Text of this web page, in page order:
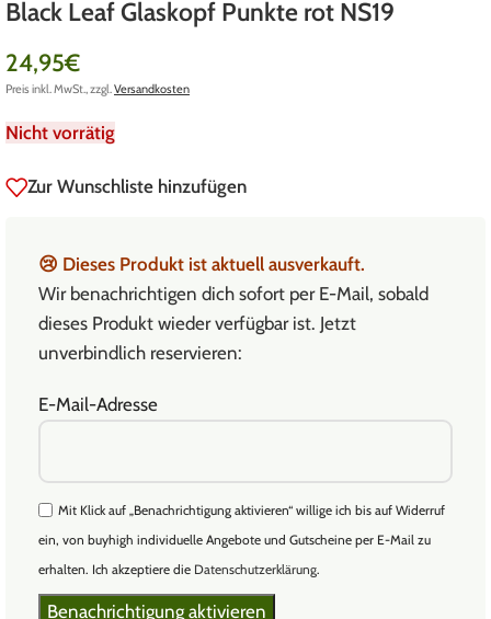
Black Leaf Glaskopf Punkte rot NS19
24,95€
Preis inkl. MwSt., zzgl. Versandkosten
Nicht vorrätig
Zur Wunschliste hinzufügen
😢 Dieses Produkt ist aktuell ausverkauft.
Wir benachrichtigen dich sofort per E-Mail, sobald
dieses Produkt wieder verfügbar ist. Jetzt
unverbindlich reservieren:
E-Mail-Adresse
Mit Klick auf „Benachrichtigung aktivieren“ willige ich bis auf Widerruf
ein, von buyhigh individuelle Angebote und Gutscheine per E-Mail zu
erhalten. Ich akzeptiere die Datenschutzerklärung.